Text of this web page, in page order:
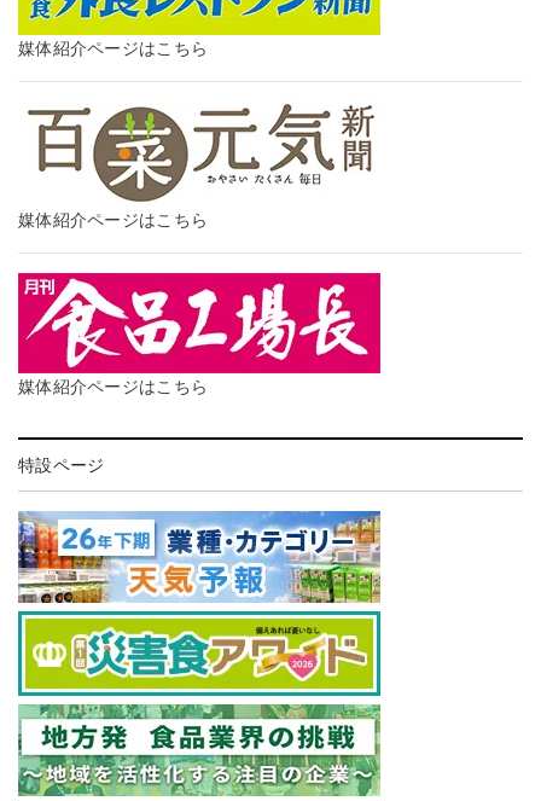
媒体紹介ページはこちら
媒体紹介ページはこちら
媒体紹介ページはこちら
特設ページ